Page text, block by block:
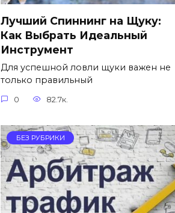
Лучший Спиннинг на Щуку:
Как Выбрать Идеальный
Инструмент
Для успешной ловли щуки важен не
только правильный
0 82.7к.
БЕЗ РУБРИКИ